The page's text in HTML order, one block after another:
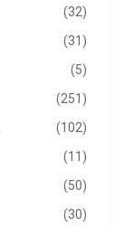
(32)
(31)
(5)
(251)
(102)
(11)
(50)
(30)